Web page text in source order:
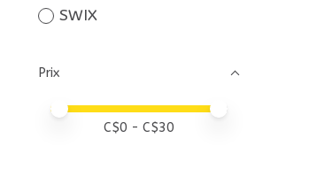
SWIX
Prix
Prix minimum
Price maximum value
C$0 - C$30